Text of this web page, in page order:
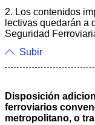
2. Los contenidos
lectivas quedarán a
Seguridad
Subir
Disposición
ferroviarios
metropolitano, o